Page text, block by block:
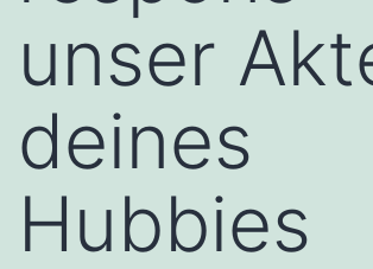
unser
deines
Hubbies